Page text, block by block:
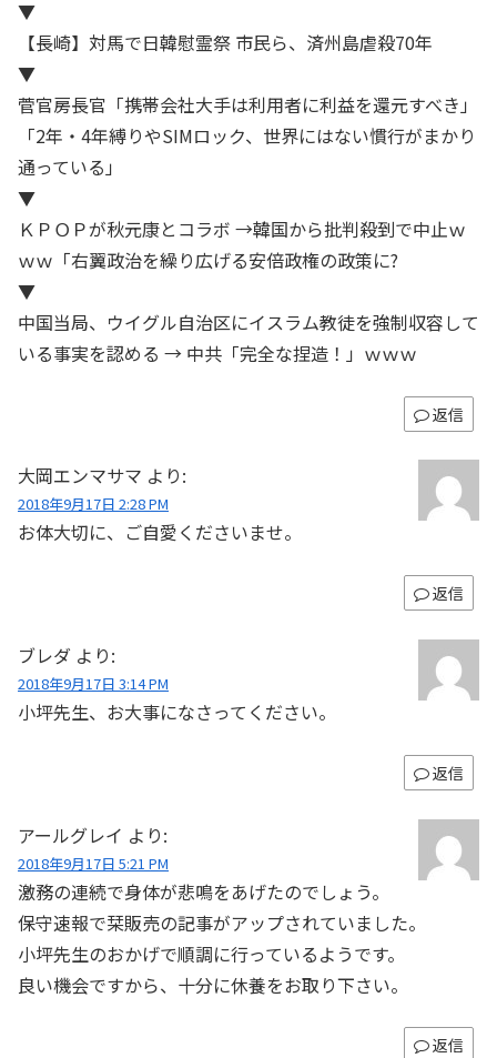
▼
【長崎】対馬で日韓慰霊祭 市民ら、済州島虐殺70年
▼
菅官房長官「携帯会社大手は利用者に利益を還元すべき」
「2年・4年縛りやSIMロック、世界にはない慣行がまかり
通っている」
▼
ＫＰＯＰが秋元康とコラボ →韓国から批判殺到で中止ｗ
ｗｗ「右翼政治を繰り広げる安倍政権の政策に?
▼
中国当局、ウイグル自治区にイスラム教徒を強制収容して
いる事実を認める → 中共「完全な捏造！」ｗｗｗ
返信
大岡エンマサマ より:
2018年9月17日 2:28 PM
お体大切に、ご自愛くださいませ。
返信
ブレダ より:
2018年9月17日 3:14 PM
小坪先生、お大事になさってください。
返信
アールグレイ より:
2018年9月17日 5:21 PM
激務の連続で身体が悲鳴をあげたのでしょう。
保守速報で栞販売の記事がアップされていました。
小坪先生のおかげで順調に行っているようです。
良い機会ですから、十分に休養をお取り下さい。
返信